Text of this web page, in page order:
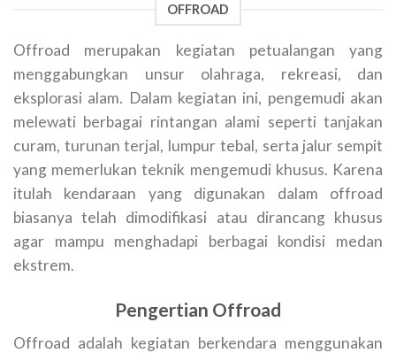
OFFROAD
Offroad merupakan kegiatan petualangan yang
menggabungkan unsur olahraga, rekreasi, dan
eksplorasi alam. Dalam kegiatan ini, pengemudi akan
melewati berbagai rintangan alami seperti tanjakan
curam, turunan terjal, lumpur tebal, serta jalur sempit
yang memerlukan teknik mengemudi khusus. Karena
itulah kendaraan yang digunakan dalam offroad
biasanya telah dimodifikasi atau dirancang khusus
agar mampu menghadapi berbagai kondisi medan
ekstrem.
Pengertian Offroad
Offroad adalah kegiatan berkendara menggunakan